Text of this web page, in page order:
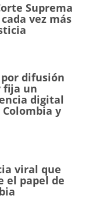
Suprema
vez más
difusión
fija un
digital
y
viral que
el papel de